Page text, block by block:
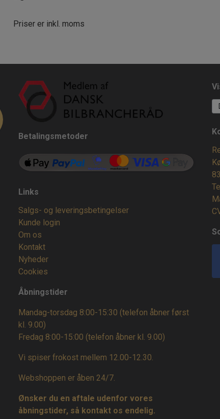
Priser er inkl. moms
Betalingsmetoder
Links
Salgs- og leveringsbetingelser
Kunde login
Om os
Kontakt
Nyheder
Cookies
Åbningstider
Mandag-torsdag 8:00-15:30 (telefon åbner først
kl. 9.00)
Fredag 8:00-15:00 (telefon åbner kl. 9.00)
Vi spiser frokost mellem 12.00-12.30.
Webshoppen er åben 24/7.
Ønsker du en aftale udenfor vores
åbningstider, så kontakt os endelig.